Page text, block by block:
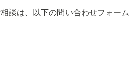
談は、以下の問い合わせフォー